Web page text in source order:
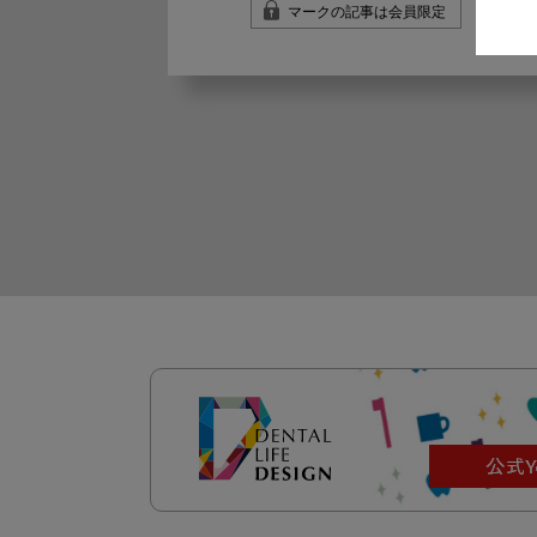
マークの記事は会員限定